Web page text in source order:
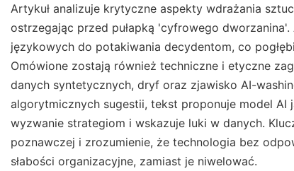
Artykuł analizuje krytyczne aspekty wdrażania
ostrzegając przed pułapką 'cyfrowego
językowych do potakiwania decydentom, co
Omówione zostają również techniczne i etyczne
danych syntetycznych, dryf oraz zjawisko AI-
algorytmicznych sugestii, tekst proponuje model
wyzwanie strategiom i wskazuje luki w danych.
poznawczej i zrozumienie, że technologia bez
słabości organizacyjne, zamiast je niwelować.